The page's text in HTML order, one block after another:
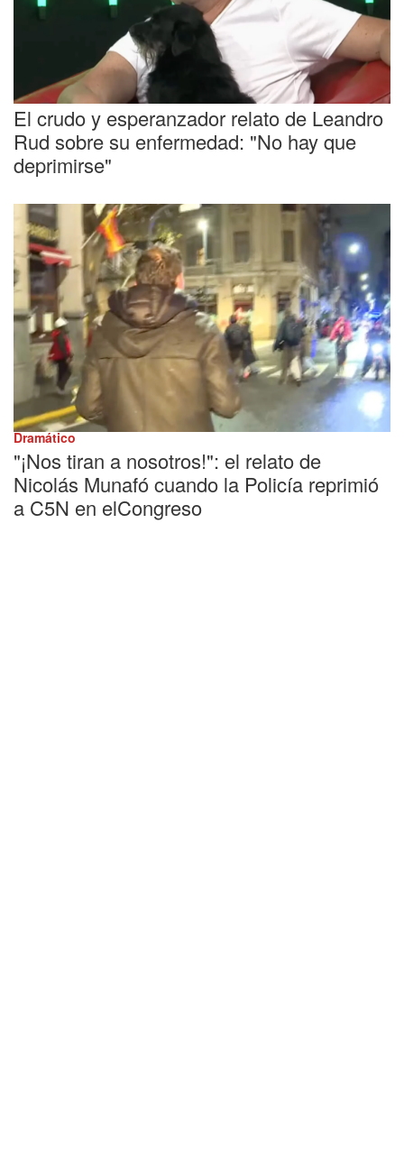
En C5N
El crudo y esperanzador relato de Leandro
Rud sobre su enfermedad: "No hay que
deprimirse"
Dramático
"¡Nos tiran a nosotros!": el relato de
Nicolás Munafó cuando la Policía reprimió
a C5N en elCongreso